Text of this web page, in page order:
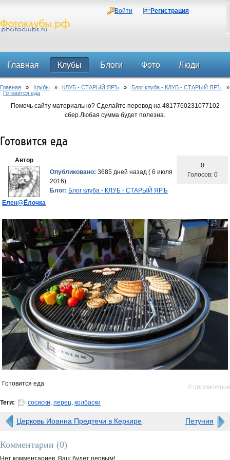
Войти Регистрация
Главная Клубы Блоги Фото Люди
Форум
Главная » Клубы » КЛУБ - СТАРЫЙ ЯРЪ » Блог клуба - КЛУБ - СТАРЫЙ ЯРЪ »
Готовится еда
Помочь сайту материально? Сделайте перевод на 4817760231077102
сбер.Любая сумма будет полезна.
Готовится еда
Автор
Елен@Ёлочка
Опубликовано: 3685 дней назад ( 6 июля
2016)
Блог: Блог клуба - КЛУБ - СТАРЫЙ ЯРЪ
0
Голосов: 0
Готовится еда 0 просмотров
Теги: сосиски, перец, колбаски
Церковь Иоанна Предтечи в Керкире Петуния
Комментарии (0)
Нет комментариев. Ваш будет первым!